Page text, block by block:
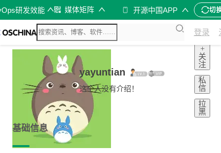
研发效能 媒体矩阵 开源中国APP 切
登录
yayuntian
这个人没有介绍！
+
关
注
私
信
拉
黑
基础信息